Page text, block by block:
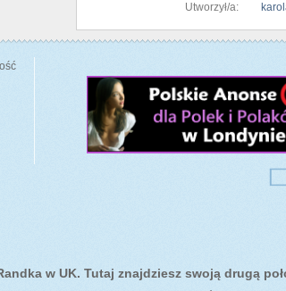
Utworzył/a:
w UK. Tutaj znajdziesz swoją drugą